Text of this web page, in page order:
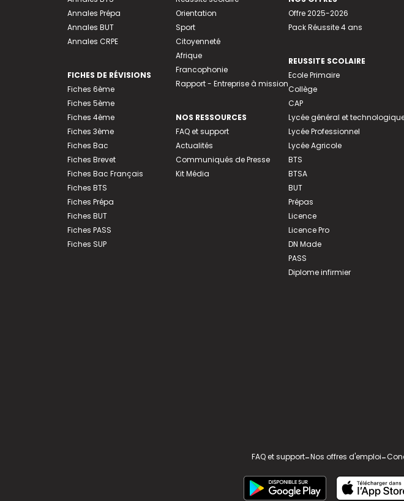
Annales Prépa
Annales BUT
Annales CRPE
FICHES DE RÉVISIONS
Fiches 6ème
Fiches 5ème
Fiches 4ème
Fiches 3ème
Fiches Bac
Fiches Brevet
Fiches Bac Français
Fiches BTS
Fiches Prépa
Fiches BUT
Fiches PASS
Fiches SUP
Orientation
Sport
Citoyenneté
Afrique
Francophonie
Rapport - Entreprise à mission
NOS RESSOURCES
FAQ et support
Actualités
Communiqués de Presse
Kit Média
Offre 2025-2026
Pack Réussite 4 ans
REUSSITE SCOLAIRE
Ecole Primaire
Collège
CAP
Lycée général et
Lycée Professionnel
Lycée Agricole
BTS
BTSA
BUT
Prépas
Licence
Licence Pro
DN Made
PASS
Diplome infirmier
FAQ et support-Nos offres d'emploi-